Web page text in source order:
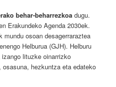
behar-beharrezkoa dugu.
Erakundeko Agenda 2030ek.
mundu osoan desagerraraztea
Helburua (GJH). Helburu
lituzke oinarrizko
hezkuntza eta edateko